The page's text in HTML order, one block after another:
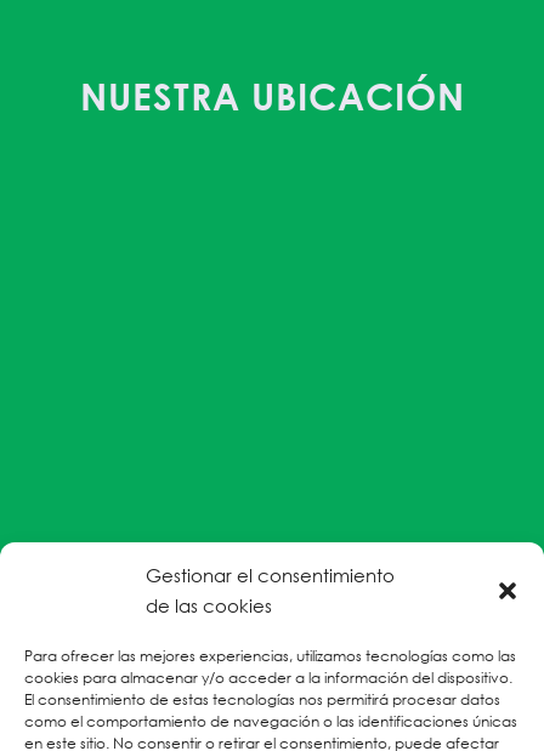
Gestionar el consentimiento
de las cookies
Para ofrecer las mejores experiencias, utilizamos tecnologías como las
cookies para almacenar y/o acceder a la información del dispositivo.
El consentimiento de estas tecnologías nos permitirá procesar datos
como el comportamiento de navegación o las identificaciones únicas
en este sitio. No consentir o retirar el consentimiento, puede afectar
NUESTRA UBICACIÓN
#EnColectiva estamos comprometidas con la
parte del personal humanitario hacia personas
refugiadas, migrantes desplazadas internas y/o
victimas sobrevivientes de Violencias Basadas en